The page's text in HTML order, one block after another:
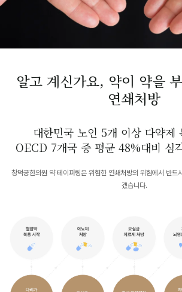
알고 계신가요, 약이 약을
연쇄처방
대한민국 노인 5개 이상 다약제
OECD 7개국 중 평균 48%대비 심
창덕궁한의원 약 테이퍼링은 위험한 연쇄처방의 위험에서 반드
겠습니다.